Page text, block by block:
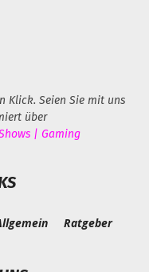
Klick. Seien Sie mit uns
über
| Gaming
Ratgeber